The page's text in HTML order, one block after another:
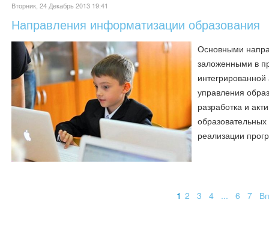
Вторник, 24 Декабрь 2013 19:41
Направления информатизации образования
Основными
заложенными в
управления
разработка и
реализации
1 2 3 4 ... 6 7